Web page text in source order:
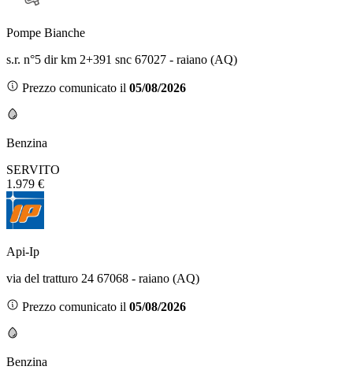
Pompe Bianche
s.r. n°5 dir km 2+391 snc 67027 - raiano (AQ)
Prezzo comunicato il 05/08/2026
Benzina
SERVITO
1.979 €
Api-Ip
via del tratturo 24 67068 - raiano (AQ)
Prezzo comunicato il 05/08/2026
Benzina